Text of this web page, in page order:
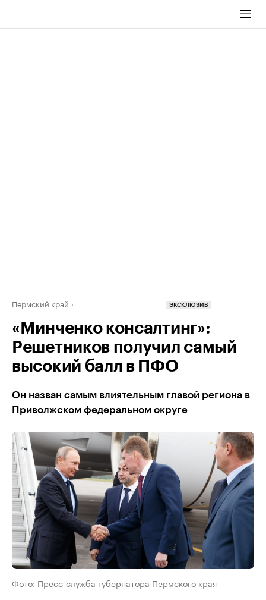
Пермский край ЭКСКЛЮЗИВ
«Минченко консалтинг»:
Решетников получил самый
высокий балл в ПФО
Он назван самым влиятельным главой региона в
Приволжском федеральном округе
Фото: Пресс-служба губернатора Пермского края